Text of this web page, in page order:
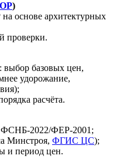
)
основе архитектурных
проверки.
выбор базовых цен,
удорожание,
расчёта.
ФСНБ-2022/ФЕР-2001;
Минстроя, ФГИС ЦС);
и период цен.